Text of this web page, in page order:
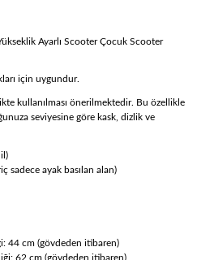
Ayarlı Scooter Çocuk Scooter
için uygundur.
kullanılması önerilmektedir. Bu özellikle
seviyesine göre kask, dizlik ve
sadece ayak basılan alan)
44 cm (gövdeden itibaren)
62 cm (gövdeden itibaren)